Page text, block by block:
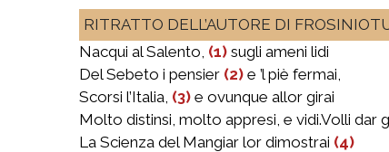
RITRATTO DELL’AUTORE DI
Nacqui al Salento, (1) sugli ameni lidi
Del Sebeto i pensier (2) e ’l piè fermai,
Scorsi l’Italia, (3) e ovunque allor girai
Molto distinsi, molto appresi, e vidi.Volli dar
La Scienza del Mangiar lor dimostrai (4)